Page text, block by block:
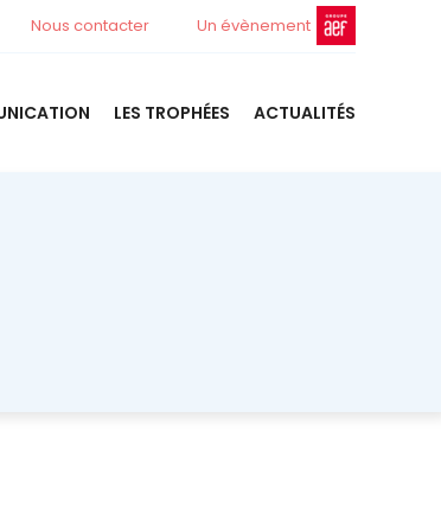
Nous contacter Un évènement
LES TROPHÉES ACTUALITÉS